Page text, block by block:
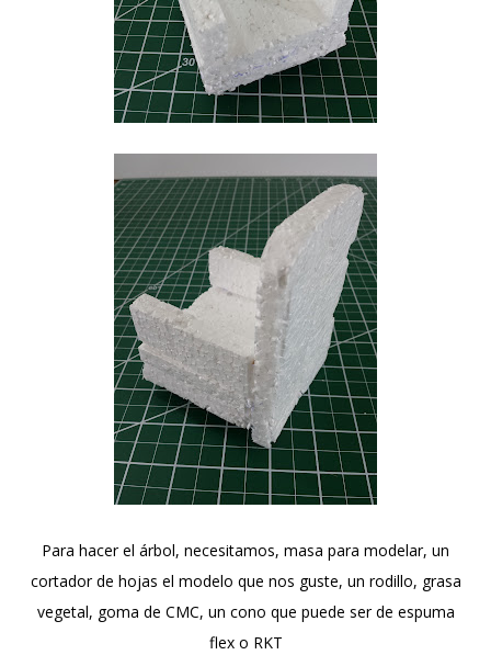
Para hacer el árbol, necesitamos, masa para modelar, un
cortador de hojas el modelo que nos guste, un rodillo, grasa
vegetal, goma de CMC, un cono que puede ser de espuma
flex o RKT